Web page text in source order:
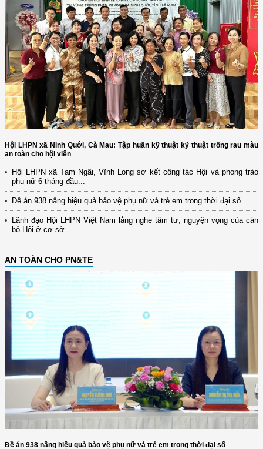
Hội LHPN xã Ninh Quới, Cà Mau: Tập huấn kỹ thuật kỹ thuật trồng rau màu
an toàn cho hội viên
Hội LHPN xã Tam Ngãi, Vĩnh Long sơ kết công tác Hội và phong trào
phụ nữ 6 tháng đầu...
Đề án 938 nâng hiệu quả bảo vệ phụ nữ và trẻ em trong thời đại số
Lãnh đạo Hội LHPN Việt Nam lắng nghe tâm tư, nguyện vọng của cán
bộ Hội ở cơ sở
AN TOÀN CHO PN&TE
Đề án 938 nâng hiệu quả bảo vệ phụ nữ và trẻ em trong thời đại số